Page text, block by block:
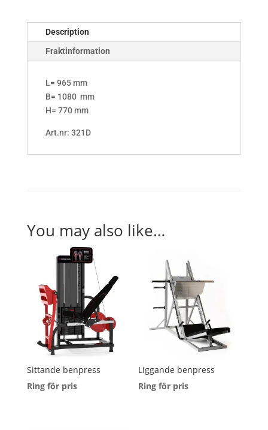
Description
Fraktinformation
L= 965 mm
B= 1080 mm
H= 770 mm
Art.nr: 321D
You may also like…
Sittande benpress
Ring för pris
Liggande benpress
Ring för pris